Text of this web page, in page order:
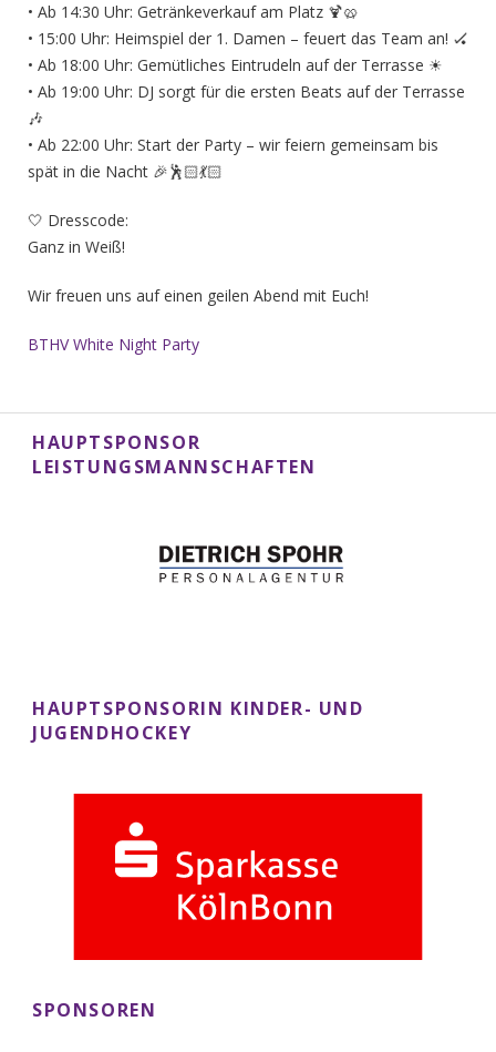
• Ab 14:30 Uhr: Getränkeverkauf am Platz 🍹🥨
• 15:00 Uhr: Heimspiel der 1. Damen – feuert das Team an! 🏑
• Ab 18:00 Uhr: Gemütliches Eintrudeln auf der Terrasse ☀
• Ab 19:00 Uhr: DJ sorgt für die ersten Beats auf der Terrasse
🎶
• Ab 22:00 Uhr: Start der Party – wir feiern gemeinsam bis
spät in die Nacht 🎉🕺🏻💃🏻
🤍 Dresscode:
Ganz in Weiß!
Wir freuen uns auf einen geilen Abend mit Euch!
BTHV White Night Party
HAUPTSPONSOR
LEISTUNGSMANNSCHAFTEN
HAUPTSPONSORIN KINDER- UND
JUGENDHOCKEY
SPONSOREN